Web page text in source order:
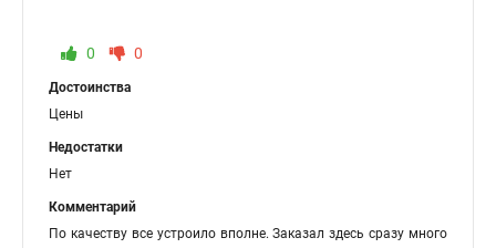
0 0
Достоинства
Цены
Недостатки
Нет
Комментарий
По качеству все устроило вполне. Заказал здесь сразу много